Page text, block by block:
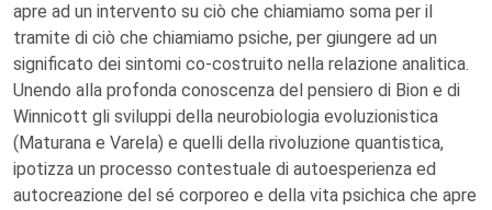
apre ad un intervento su ciò che chiamiamo soma per il
tramite di ciò che chiamiamo psiche, per giungere ad un
significato dei sintomi co-costruito nella relazione analitica.
Unendo alla profonda conoscenza del pensiero di Bion e di
Winnicott gli sviluppi della neurobiologia evoluzionistica
(Maturana e Varela) e quelli della rivoluzione quantistica,
ipotizza un processo contestuale di autoesperienza ed
autocreazione del sé corporeo e della vita psichica che apre